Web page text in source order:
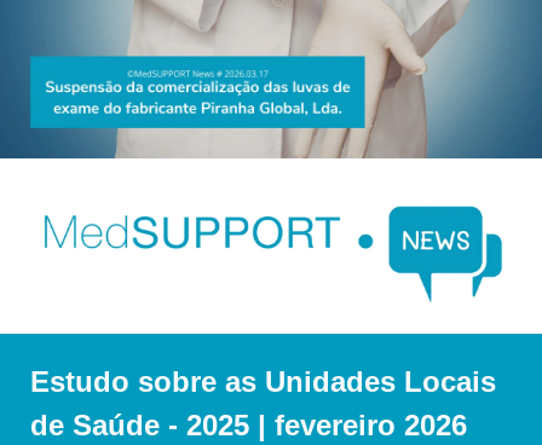
Estudo sobre as Unidades Locais
de Saúde - 2025 | fevereiro 2026